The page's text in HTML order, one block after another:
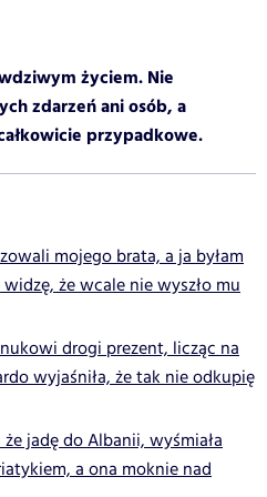
życiem. Nie
zdarzeń ani osób, a
przypadkowe.
mojego brata, a ja byłam
że wcale nie wyszło mu
drogi prezent, licząc na
wyjaśniła, że tak nie odkupię
że jadę do Albanii, wyśmiała
a ona moknie nad